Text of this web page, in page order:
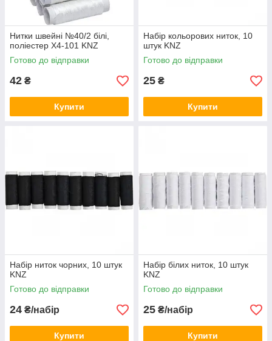
Нитки швейні №40/2 білі,
поліестер X4-101 KNZ
Готово до відправки
42 ₴
Купити
Набір кольорових ниток, 10
штук KNZ
Готово до відправки
25 ₴
Купити
Набір ниток чорних, 10 штук
KNZ
Готово до відправки
24 ₴/набір
Купити
Набір білих ниток, 10 штук
KNZ
Готово до відправки
25 ₴/набір
Купити